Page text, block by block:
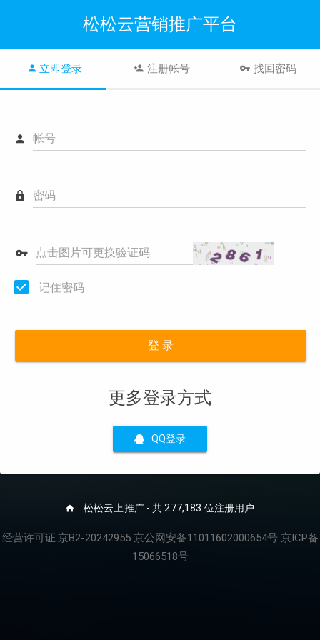
松松云营销推广平台
立即登录 注册帐号 找回密码
帐号
密码
点击图片可更换验证码
记住密码
登 录
更多登录方式
QQ登录
松松云上推广 - 共 277,183 位注册用户
经营许可证:京B2-20242955 京公网安备11011602000654号 京ICP备
15066518号